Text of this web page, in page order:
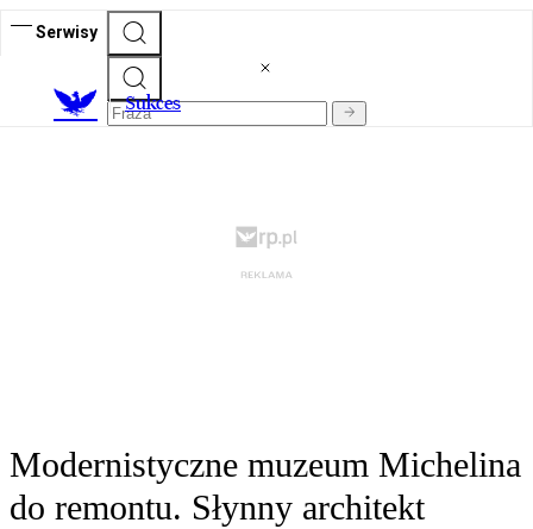
Serwisy
Sukces
Modernistyczne muzeum Michelina
do remontu. Słynny architekt